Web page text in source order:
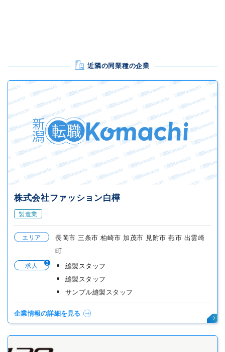
近隣の同業種の企業
株式会社ファッション白樺
製造業
エリア
長岡市 三条市 柏崎市 加茂市 見附市 燕市 出雲崎
町
求人 3
縫製スタッフ
縫製スタッフ
サンプル縫製スタッフ
企業情報の詳細を見る